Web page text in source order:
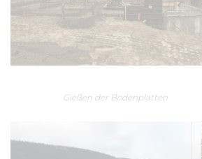
Gießen der Bodenplatten